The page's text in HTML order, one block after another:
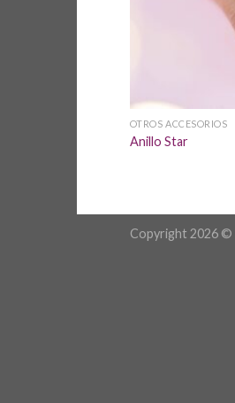
OTROS ACCESORIOS
Anillo Star
Copyright 2026 ©